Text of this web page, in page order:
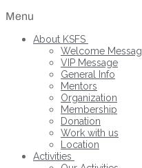
Menu
About KSFS
Welcome
VIP Message
General Info
Mentors
Organization
Membership
Donation
Work with us
Location
Activities